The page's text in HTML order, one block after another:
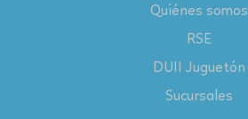
Quiénes somos
RSE
DUII Juguetón
Sucursales